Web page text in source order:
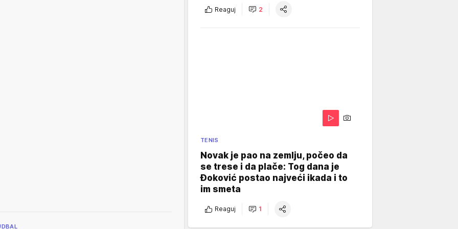
Reaguj 2
TENIS
Novak je pao na zemlju, počeo da
se trese i da plače: Tog dana je
Đoković postao najveći ikada i to
im smeta
Reaguj 1